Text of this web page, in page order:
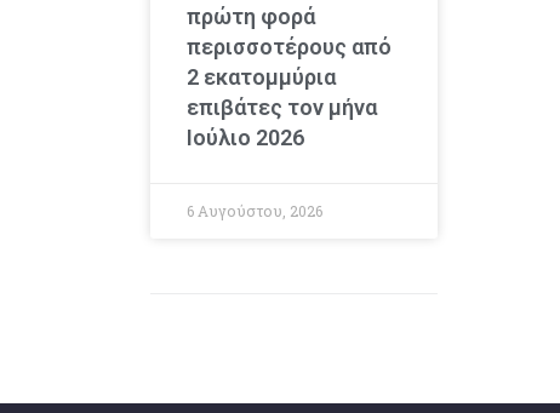
πρώτη φορά
περισσοτέρους από
2 εκατομμύρια
επιβάτες τον μήνα
Ιούλιο 2026
6 Αυγούστου, 2026